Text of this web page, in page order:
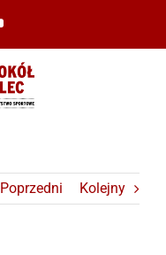
Poprzedni Kolejny